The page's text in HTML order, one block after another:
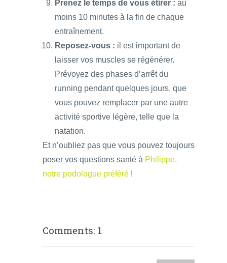
Prenez le temps de vous étirer : au
moins 10 minutes à la fin de chaque
entraînement.
Reposez-vous : il est important de
laisser vos muscles se régénérer.
Prévoyez des phases d’arrêt du
running pendant quelques jours, que
vous pouvez remplacer par une autre
activité sportive légère, telle que la
natation.
Et n’oubliez pas que vous pouvez toujours
poser vos questions santé à Philippe,
notre podologue préféré !
Comments: 1